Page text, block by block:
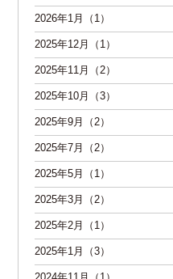
2026年1月（1）
2025年12月（1）
2025年11月（2）
2025年10月（3）
2025年9月（2）
2025年7月（2）
2025年5月（1）
2025年3月（2）
2025年2月（1）
2025年1月（3）